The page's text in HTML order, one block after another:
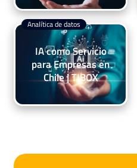
IA como Servicio
para Empresas en
Chile | TIBOX
Analítica de datos